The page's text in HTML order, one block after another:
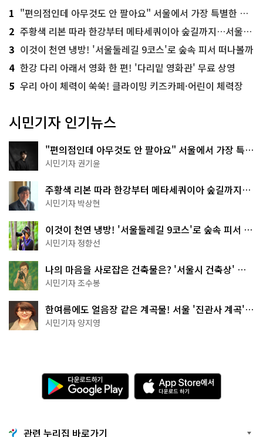
1 "편의점인데 아무것도 안 팔아요" 서울에서 가장 특별한 편의점의 정체
2 주황색 리본 따라 한강부터 메타세쿼이아 숲길까지…서울둘레길 15코스
3 이것이 천연 냉방! '서울둘레길 9코스'로 숲속 피서 떠나볼까
4 한강 다리 아래서 영화 한 편! '다리밑 영화관' 무료 상영
5 우리 아이 체력이 쑥쑥! 클라이밍 키즈카페·어린이 체력장
시민기자 인기뉴스
"편의점인데 아무것도 안 팔아요" 서울에서 가장 특별
한 편의점의 정체
시민기자 권기윤
주황색 리본 따라 한강부터 메타세쿼이아 숲길까지…
서울둘레길 15코스
시민기자 박상현
이것이 천연 냉방! '서울둘레길 9코스'로 숲속 피서 떠
나볼까
시민기자 정향선
나의 마음을 사로잡은 건축물은? '서울시 건축상' 수
상작 공개!
시민기자 조수봉
한여름에도 얼음장 같은 계곡물! 서울 '진관사 계곡'이
천국이네~
시민기자 양지영
다
운
로
기
A
p
p
관련 누리집 바로가기